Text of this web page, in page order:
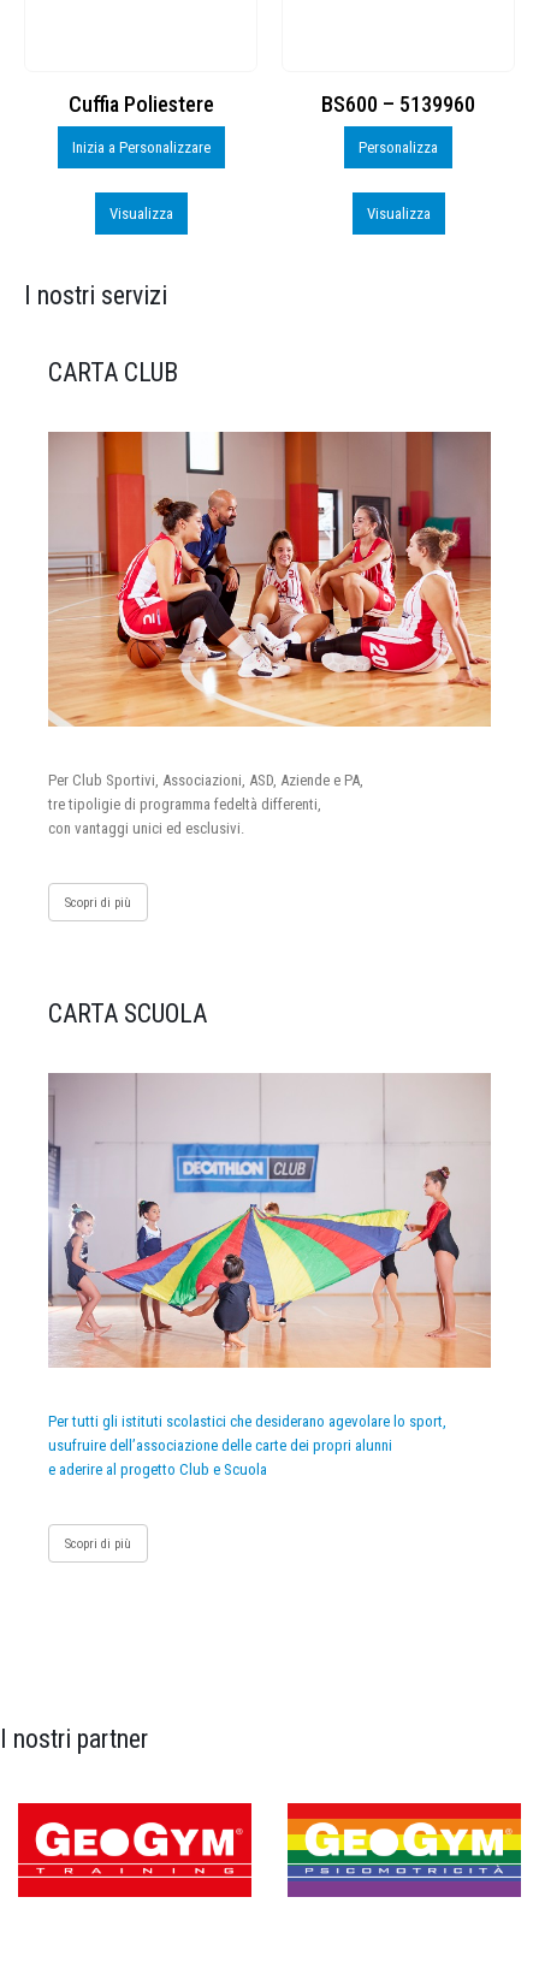
Cuffia Poliestere
Inizia a Personalizzare
Visualizza
BS600 – 5139960
Personalizza
Visualizza
I nostri servizi
CARTA CLUB
Per Club Sportivi, Associazioni, ASD, Aziende e PA,
tre tipoligie di programma fedeltà differenti,
con vantaggi unici ed esclusivi.
Scopri di più
CARTA SCUOLA
Per tutti gli istituti scolastici che desiderano agevolare lo sport,
usufruire dell’associazione delle carte dei propri alunni
e aderire al progetto Club e Scuola
Scopri di più
I nostri partner